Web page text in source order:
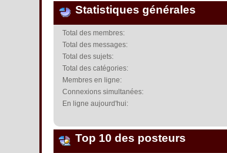
Statistiques générales
Total des membres:
Total des messages:
Total des sujets:
Total des catégories:
Membres en ligne:
Connexions simultanées:
En ligne aujourd'hui:
Top 10 des posteurs